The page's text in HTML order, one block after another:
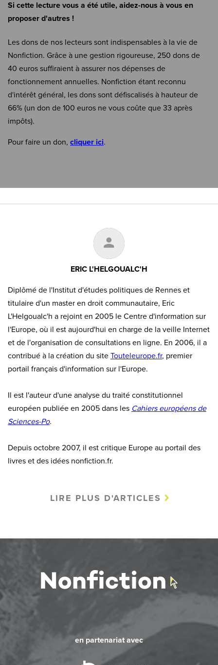
Si cette lecture vous a été utile, aidez-nous à vous en
proposer d'autres !
Les dons de nos lecteurs sont indispensables à la vie de
Nonfiction. Grâce à une gestion rigoureuse, 250 dons de
40 euros suffiraient à assurer nos dépenses de
fonctionnement annuelles. Nonfiction étant reconnu
d'intérêt général, les dons sont défiscalisés à hauteur de
66% (un don de 100 euros ne vous coûte que 33 après
impôts).
Pour faire un don, cliquer ici.
ERIC L'HELGOUALC'H
Diplômé de l'Institut d'études politiques de Rennes et
titulaire d'un master en droit communautaire, Eric
L'Helgoualc'h a rejoint en 2005 le Centre d'information sur
l'Europe, où il est aujourd'hui en charge de la veille Internet
et de l'organisation de consultations en ligne. En 2006, il a
contribué à la création du site Touteleurope.fr, premier
portail français d'information sur l'Europe.
Il est l'auteur d'une analyse du traité constitutionnel
européen publiée en 2005 dans les Cahiers européens de
Sciences-Po.
Depuis octobre 2007, il est critique Europe au portail des
livres et des idées nonfiction.fr.
LIRE PLUS D'ARTICLES
en partenariat avec